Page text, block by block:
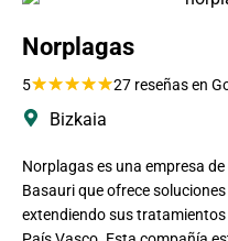
Norplagas
5★★★★★27 reseñas en
Bizkaia
Norplagas es una empresa
Basauri que ofrece
extendiendo sus